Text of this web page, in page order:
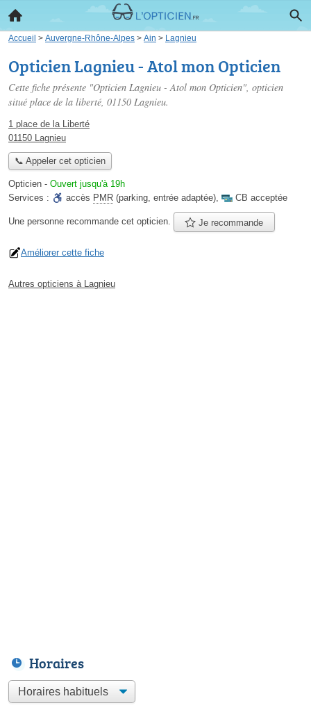
Accueil > Auvergne-Rhône-Alpes > Ain > Lagnieu
Opticien Lagnieu - Atol mon Opticien
Cette fiche présente "Opticien Lagnieu - Atol mon Opticien", opticien
situé place de la liberté, 01150 Lagnieu.
1 place de la Liberté
01150 Lagnieu
📞 Appeler cet opticien
Opticien - Ouvert jusqu'à 19h
Services :
accès PMR (parking, entrée adaptée), CB acceptée
Une personne recommande cet opticien. Je recommande
Améliorer cette fiche
Autres opticiens à Lagnieu
Horaires